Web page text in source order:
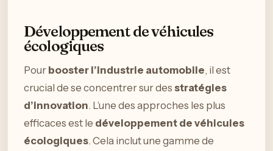
Développement de véhicules
écologiques
Pour booster l’industrie automobile, il est
crucial de se concentrer sur des stratégies
d’innovation. L’une des approches les plus
efficaces est le développement de véhicules
écologiques. Cela inclut une gamme de